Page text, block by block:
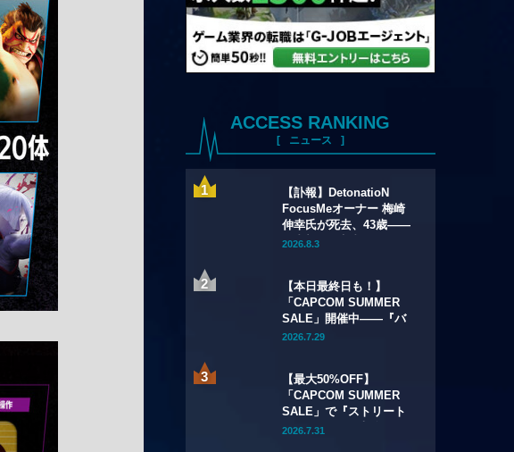
ACCESS RANKING
ニュース
【訃報】DetonatioN
FocusMeオーナー 梅崎
伸幸氏が死去、43歳——
国内初の給与制eスポーツ
2026.8.3
【本日最終日も！】
「CAPCOM SUMMER
SALE」開催中——『バ
イオハザード リメイク
ード レクイエム』も
20%OFFに
2026.7.29
【最大50%OFF】
「CAPCOM SUMMER
SALE」で『ストリート
ファイター6』本編が
2026.7.31